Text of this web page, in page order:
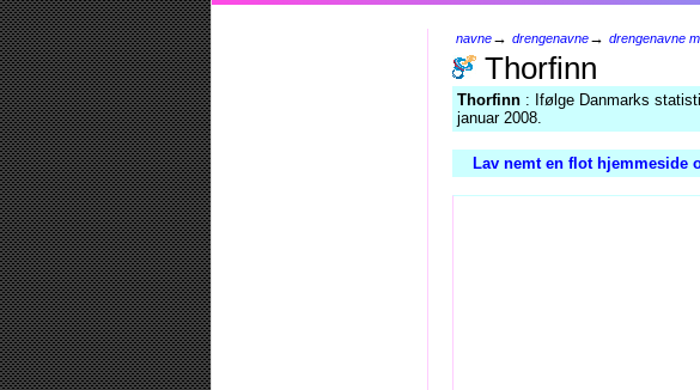
navne→ drengenavne→ drengenavne
Thorfinn
Thorfinn : Ifølge Danmarks
januar 2008.
Lav nemt en flot hjemmeside